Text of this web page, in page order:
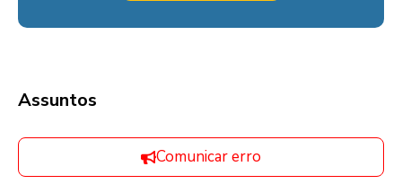
Assuntos
Comunicar erro